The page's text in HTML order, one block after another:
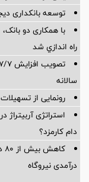
توسعه بانكداری
با همکاری دو
راه اندازي شد
سالانه
رونمایی از
استراتژی
دام کارمزد؟
درآمدی نیروگاه